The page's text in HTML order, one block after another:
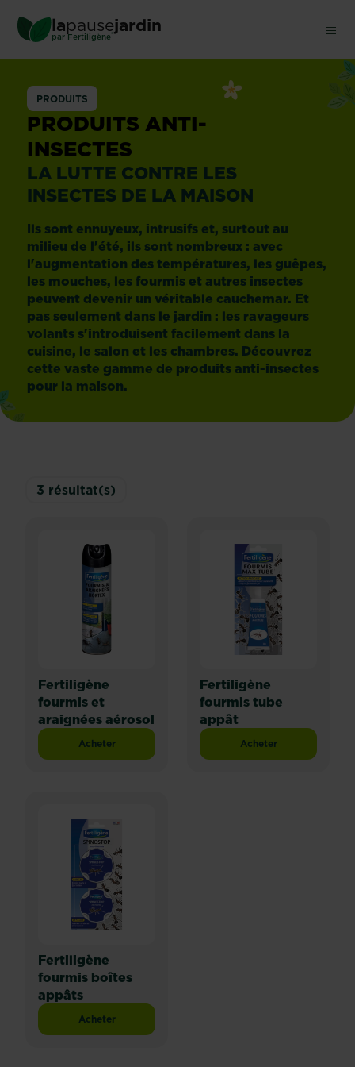
main
content
lapausejardin
par Fertiligène®
Insectes
de
la
maison
PRODUITS
PRODUITS ANTI-
INSECTES
LA LUTTE CONTRE LES
INSECTES DE LA MAISON
Ils sont ennuyeux, intrusifs et, surtout au
milieu de l'été, ils sont nombreux : avec
l'augmentation des températures, les guêpes,
les mouches, les fourmis et autres insectes
peuvent devenir un véritable cauchemar. Et
pas seulement dans le jardin : les ravageurs
volants s'introduisent facilement dans la
cuisine, le salon et les chambres. Découvrez
cette vaste gamme de produits anti-insectes
pour la maison.
3 résultat(s)
Fertiligène
fourmis et
araignées aérosol
Acheter
Fertiligène fourmis et araignées aérosol
Fertiligène
fourmis tube
appât
Acheter
Fertiligène fourmis
Fertiligène
fourmis boîtes
appâts
Acheter
Fertiligène fourmis boîtes appâts